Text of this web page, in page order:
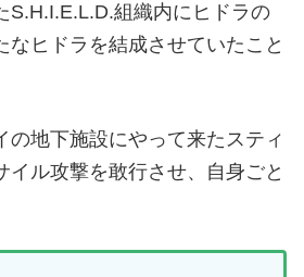
S.H.I.E.L.D.組織内にヒドラの
なヒドラを結成させていたこと
の地下施設にやって来たスティ
イル攻撃を敢行させ、自身ごと